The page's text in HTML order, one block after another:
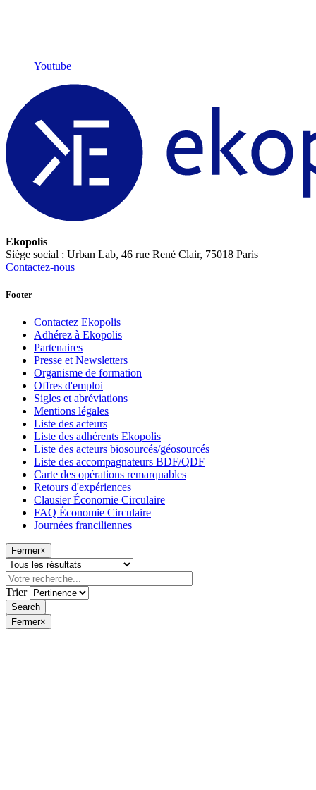
Youtube
Ekopolis
Siège social : Urban Lab, 46 rue René Clair, 75018 Paris
Contactez-nous
Footer
Contactez Ekopolis
Adhérez à Ekopolis
Partenaires
Presse et Newsletters
Organisme de formation
Offres d'emploi
Sigles et abréviations
Mentions légales
Liste des acteurs
Liste des adhérents Ekopolis
Liste des acteurs biosourcés/géosourcés
Liste des accompagnateurs BDF/QDF
Carte des opérations remarquables
Retours d'expériences
Clausier Économie Circulaire
FAQ Économie Circulaire
Journées franciliennes
Fermer×
Trier
Fermer×